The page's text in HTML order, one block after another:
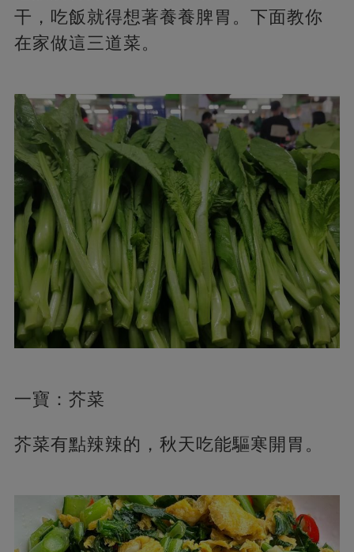
干，吃飯就得想著養養脾胃。下面教你
在家做這三道菜。
一寶：芥菜
芥菜有點辣辣的，秋天吃能驅寒開胃。